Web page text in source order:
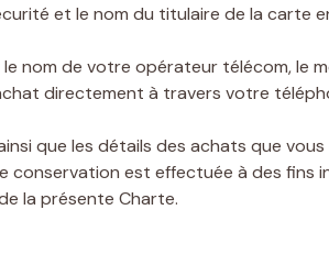
et le nom du titulaire de la carte
nom de votre opérateur télécom,
directement à travers votre
que les détails des achats que
est effectuée à des fins
la présente Charte.